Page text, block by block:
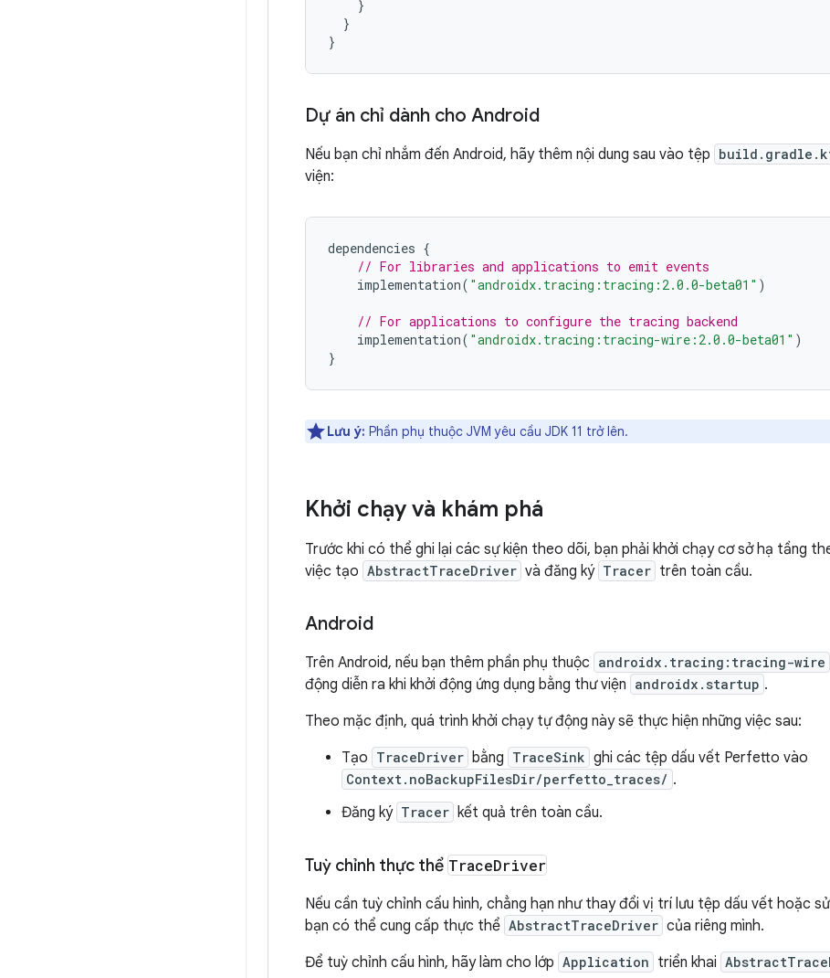
}
}
}
Dự án chỉ dành cho Android
Nếu bạn chỉ nhắm đến Android, hãy thêm nội dung sau vào tệp
viện:
dependencies {
// For libraries and applications to emit events
implementation( "androidx.tracing:tracing:2.0.0-beta01" )
// For applications to configure the tracing backend
implementation( "androidx.tracing:tracing-wire:2.0.0-beta01" )
}
Lưu ý: Phần phụ thuộc JVM yêu cầu JDK 11 trở lên.
Khởi chạy và khám phá
Trước khi có thể ghi lại các sự kiện theo dõi, bạn phải khởi chạy cơ sở hạ tầng
việc tạo AbstractTraceDriver và đăng ký Tracer trên toàn cầu.
Android
Trên Android, nếu bạn thêm phần phụ thuộc androidx.tracing:tracing-wire
động diễn ra khi khởi động ứng dụng bằng thư viện androidx.startup .
Theo mặc định, quá trình khởi chạy tự động này sẽ thực hiện những việc sau:
Tạo TraceDriver bằng TraceSink ghi các tệp dấu vết Perfetto vào
Context.noBackupFilesDir/perfetto_traces/ .
Đăng ký Tracer kết quả trên toàn cầu.
Tuỳ chỉnh thực thể TraceDriver
Nếu cần tuỳ chỉnh cấu hình, chẳng hạn như thay đổi vị trí lưu tệp dấu vết hoặc
bạn có thể cung cấp thực thể AbstractTraceDriver của riêng mình.
Để tuỳ chỉnh cấu hình, hãy làm cho lớp Application triển khai